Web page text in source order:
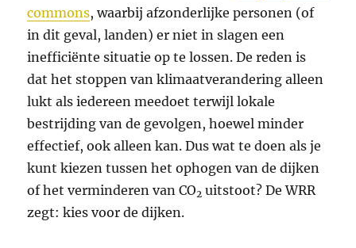
commons, waarbij afzonderlijke personen (of
in dit geval, landen) er niet in slagen een
inefficiënte situatie op te lossen. De reden is
dat het stoppen van klimaatverandering alleen
lukt als iedereen meedoet terwijl lokale
bestrijding van de gevolgen, hoewel minder
effectief, ook alleen kan. Dus wat te doen als je
kunt kiezen tussen het ophogen van de dijken
of het verminderen van CO2 uitstoot? De WRR
zegt: kies voor de dijken.